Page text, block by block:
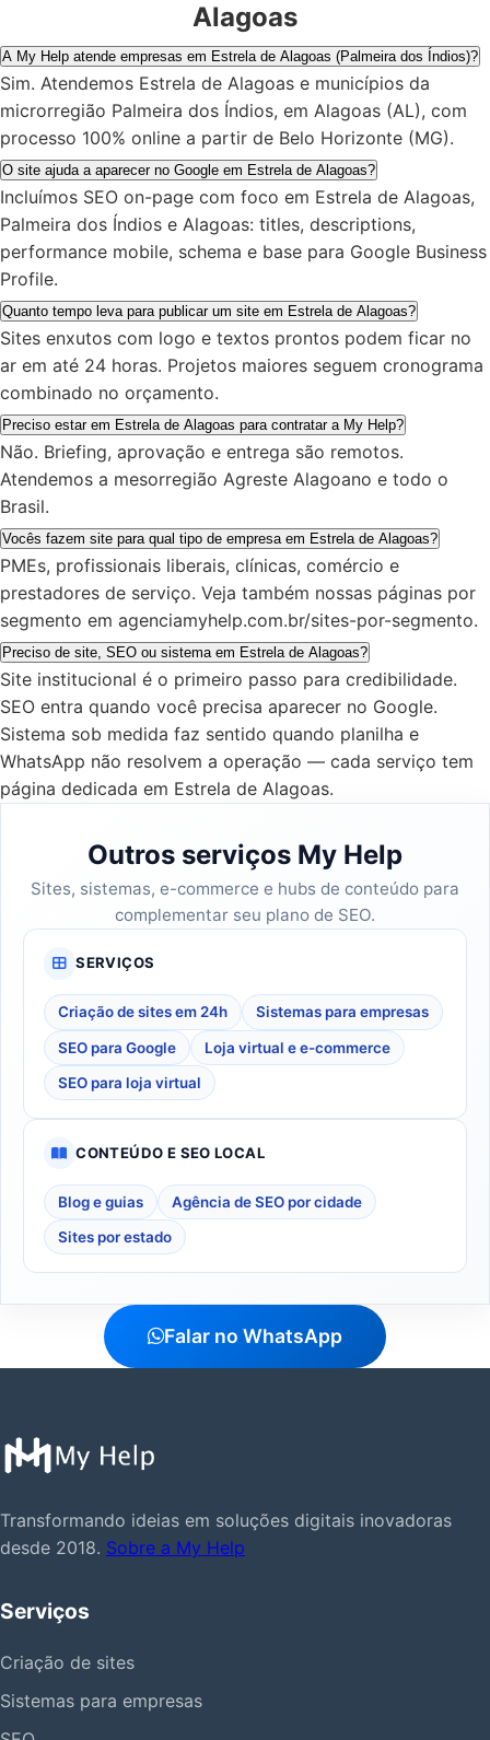
Alagoas
A My Help atende empresas em Estrela de Alagoas (Palmeira dos Índios)?
Sim. Atendemos Estrela de Alagoas e municípios da
microrregião Palmeira dos Índios, em Alagoas (AL), com
processo 100% online a partir de Belo Horizonte (MG).
O site ajuda a aparecer no Google em Estrela de Alagoas?
Incluímos SEO on-page com foco em Estrela de Alagoas,
Palmeira dos Índios e Alagoas: titles, descriptions,
performance mobile, schema e base para Google Business
Profile.
Quanto tempo leva para publicar um site em Estrela de Alagoas?
Sites enxutos com logo e textos prontos podem ficar no
ar em até 24 horas. Projetos maiores seguem cronograma
combinado no orçamento.
Preciso estar em Estrela de Alagoas para contratar a My Help?
Não. Briefing, aprovação e entrega são remotos.
Atendemos a mesorregião Agreste Alagoano e todo o
Brasil.
Vocês fazem site para qual tipo de empresa em Estrela de Alagoas?
PMEs, profissionais liberais, clínicas, comércio e
prestadores de serviço. Veja também nossas páginas por
segmento em agenciamyhelp.com.br/sites-por-segmento.
Preciso de site, SEO ou sistema em Estrela de Alagoas?
Site institucional é o primeiro passo para credibilidade.
SEO entra quando você precisa aparecer no Google.
Sistema sob medida faz sentido quando planilha e
WhatsApp não resolvem a operação — cada serviço tem
página dedicada em Estrela de Alagoas.
Outros serviços My Help
Sites, sistemas, e-commerce e hubs de conteúdo para
complementar seu plano de SEO.
SERVIÇOS
Criação de sites em 24h Sistemas para empresas
SEO para Google Loja virtual e e-commerce
SEO para loja virtual
CONTEÚDO E SEO LOCAL
Blog e guias Agência de SEO por cidade
Sites por estado
Falar no WhatsApp
Transformando ideias em soluções digitais inovadoras
desde 2018. Sobre a My Help
Serviços
Criação de sites
Sistemas para empresas